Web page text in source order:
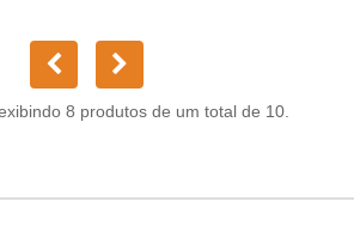
8 produtos de um total de 10.